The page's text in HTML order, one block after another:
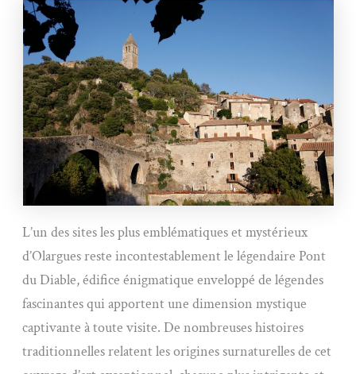
L’un des sites les plus emblématiques et mystérieux
d’Olargues reste incontestablement le légendaire Pont
du Diable, édifice énigmatique enveloppé de légendes
fascinantes qui apportent une dimension mystique
captivante à toute visite. De nombreuses histoires
traditionnelles relatent les origines surnaturelles de cet